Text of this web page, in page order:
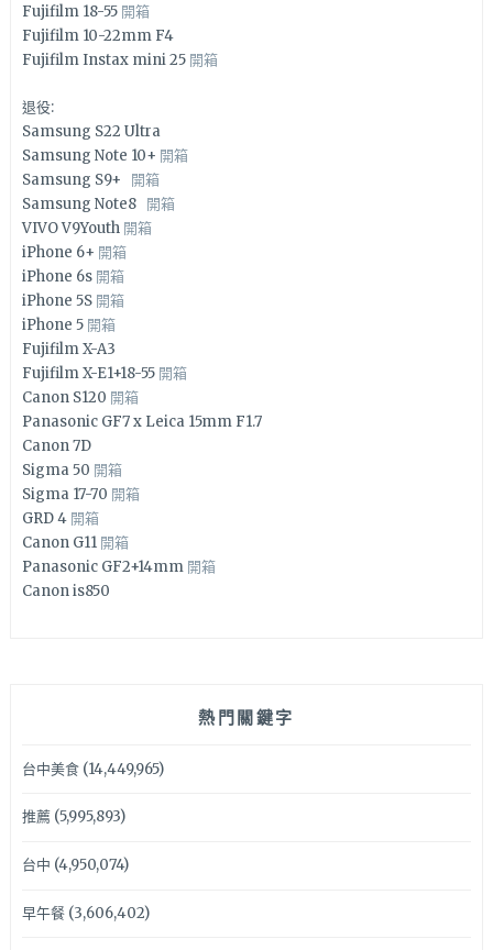
Fujifilm 18-55 開箱
Fujifilm 10-22mm F4
Fujifilm Instax mini 25 開箱
退役:
Samsung S22 Ultra
Samsung Note 10+ 開箱
Samsung S9+ 開箱
Samsung Note8 開箱
VIVO V9Youth 開箱
iPhone 6+ 開箱
iPhone 6s 開箱
iPhone 5S 開箱
iPhone 5 開箱
Fujifilm X-A3
Fujifilm X-E1+18-55 開箱
Canon S120 開箱
Panasonic GF7 x Leica 15mm F1.7
Canon 7D
Sigma 50 開箱
Sigma 17-70 開箱
GRD 4 開箱
Canon G11 開箱
Panasonic GF2+14mm 開箱
Canon is850
熱門關鍵字
台中美食(14,449,965)
推薦(5,995,893)
台中 (4,950,074)
早午餐(3,606,402)